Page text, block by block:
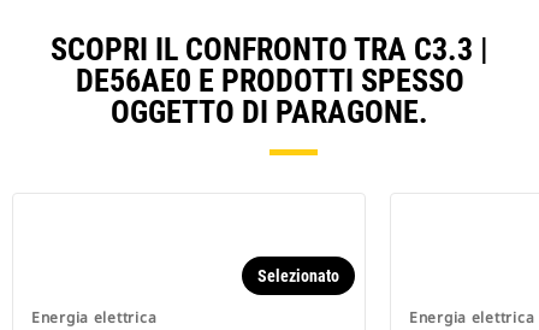
SCOPRI IL CONFRONTO TRA C3.3 |
DE56AE0 E PRODOTTI SPESSO
OGGETTO DI PARAGONE.
Energia elettrica
Selezionato
Energia elettrica